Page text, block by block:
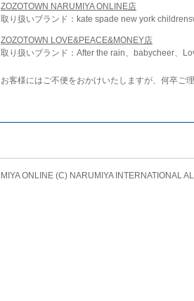
ZOZOTOWN NARUMIYA ONLINE店
取り扱いブランド：kate spade new york
ZOZOTOWN LOVE&PEACE&MONEY店
取り扱いブランド：After the rain、babycheer、
お客様にはご不便をおかけいたしますが、何卒ご